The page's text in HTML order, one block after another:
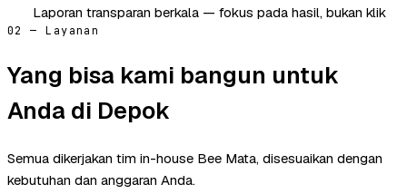
Laporan transparan berkala — fokus pada hasil, bukan klik
02 — Layanan
Yang bisa kami bangun untuk
Anda di Depok
Semua dikerjakan tim in-house Bee Mata, disesuaikan dengan
kebutuhan dan anggaran Anda.